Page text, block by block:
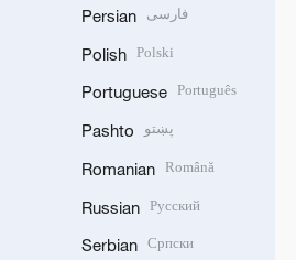
Persian فارسی
Polish Polski
Portuguese Português
Pashto پښتو
Romanian Română
Russian Русский
Serbian Српски